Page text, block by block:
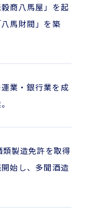
商八馬屋」を起
馬財閥」を築
・銀行業を成
造免許を取得
始し、多聞酒造